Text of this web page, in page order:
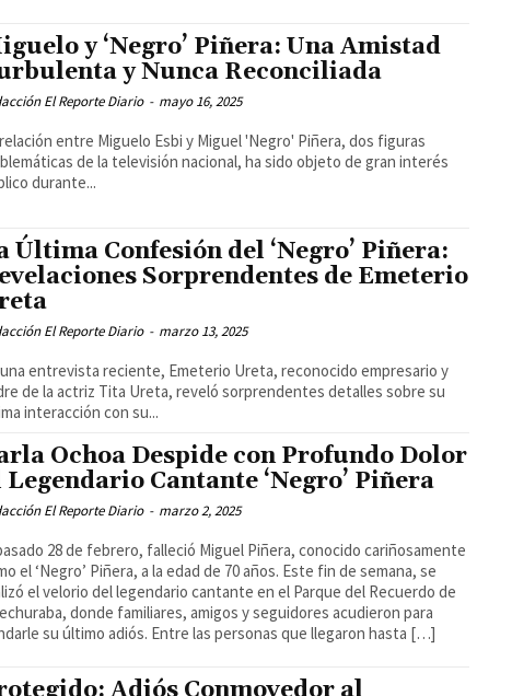
y ‘Negro’ Piñera: Una Amistad
y Nunca Reconciliada
El Reporte Diario - mayo 16, 2025
entre Miguelo Esbi y Miguel 'Negro' Piñera, dos figuras
de la televisión nacional, ha sido objeto de gran interés
durante...
Última Confesión del ‘Negro’ Piñera:
Sorprendentes de Emeterio
El Reporte Diario - marzo 13, 2025
entrevista reciente, Emeterio Ureta, reconocido empresario y
de la actriz Tita Ureta, reveló sorprendentes detalles sobre su
interacción con su...
Ochoa Despide con Profundo Dolor
Legendario Cantante ‘Negro’ Piñera
El Reporte Diario - marzo 2, 2025
28 de febrero, falleció Miguel Piñera, conocido cariñosamente
el ‘Negro’ Piñera, a la edad de 70 años. Este fin de semana, se
el velorio del legendario cantante en el Parque del Recuerdo de
donde familiares, amigos y seguidores acudieron para
su último adiós. Entre las personas que llegaron hasta […]